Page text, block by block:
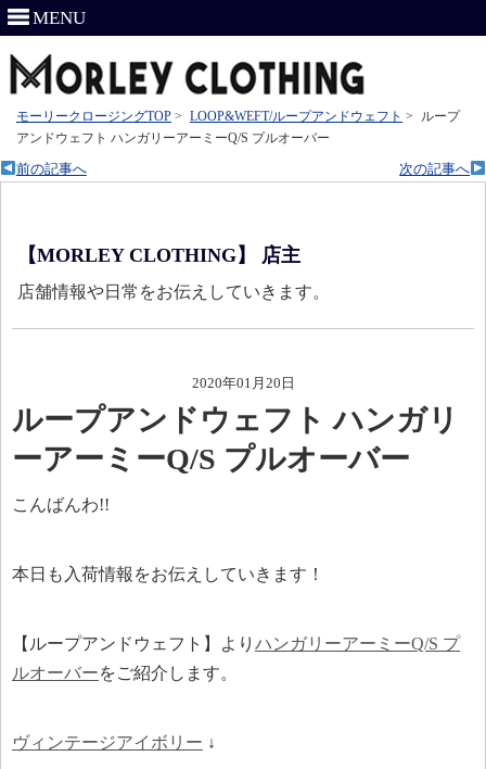
MENU
モーリークロージングTOP > LOOP&WEFT/ループアンドウェフト >
ループ
アンドウェフト ハンガリーアーミーQ/S プルオーバー
次の記事へ
前の記事へ
【MORLEY CLOTHING】 店主
店舗情報や日常をお伝えしていきます。
2020年01月20日
ループアンドウェフト ハンガリ
ーアーミーQ/S プルオーバー
こんばんわ!!
本日も入荷情報をお伝えしていきます！
【ループアンドウェフト】より ハンガリーアーミーQ/S プ
ルオーバーをご紹介します。
ヴィンテージアイボリー ↓